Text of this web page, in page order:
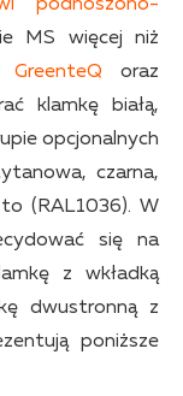
podnoszono-
MS więcej niż
GreenteQ oraz
klamkę białą,
opcjonalnych
czarna,
(RAL1036). W
się na
z wkładką
dwustronną z
poniższe